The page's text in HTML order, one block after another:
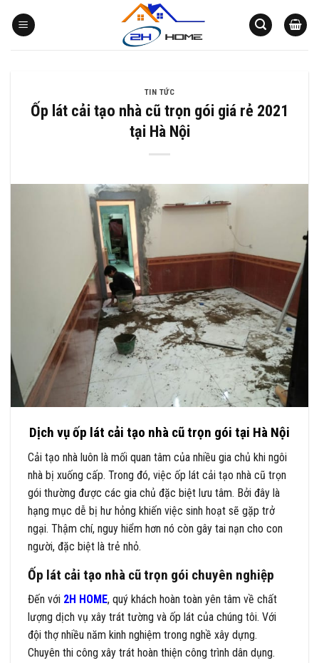
qua
TIN TỨC
Ốp lát cải tạo nhà cũ trọn gói giá rẻ 2021
tại Hà Nội
Dịch vụ ốp lát cải tạo nhà cũ trọn gói tại Hà Nội
Cải tạo nhà luôn là mối quan tâm của nhiều gia chủ khi ngôi
nhà bị xuống cấp. Trong đó, việc ốp lát cải tạo nhà cũ trọn
gói thường được các gia chủ đặc biệt lưu tâm. Bởi đây là
hạng mục dễ bị hư hỏng khiến việc sinh hoạt sẽ gặp trở
ngại. Thậm chí, nguy hiểm hơn nó còn gây tai nạn cho con
người, đặc biệt là trẻ nhỏ.
Ốp lát cải tạo nhà cũ trọn gói chuyên nghiệp
Đến với 2H HOME, quý khách hoàn toàn yên tâm về chất
lượng dịch vụ xây trát tường và ốp lát của chúng tôi. Với
đội thợ nhiều năm kinh nghiệm trong nghề xây dựng.
Chuyên thi công xây trát hoàn thiện công trình dân dụng.